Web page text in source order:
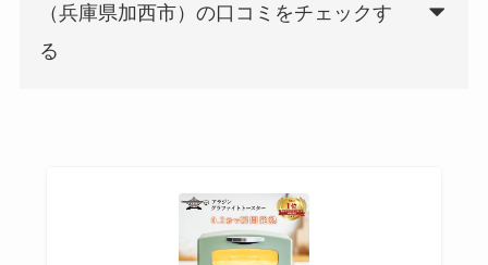
（兵庫県加西市）の口コミをチェックす
る